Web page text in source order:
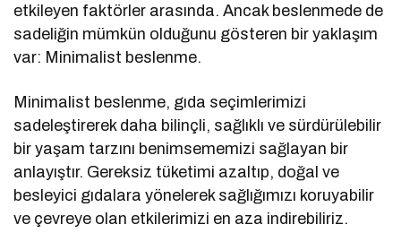
etkileyen faktörler arasında. Ancak beslenmede de
sadeliğin mümkün olduğunu gösteren bir yaklaşım
var: Minimalist beslenme.
Minimalist beslenme, gıda seçimlerimizi
sadeleştirerek daha bilinçli, sağlıklı ve sürdürülebilir
bir yaşam tarzını benimsememizi sağlayan bir
anlayıştır. Gereksiz tüketimi azaltıp, doğal ve
besleyici gıdalara yönelerek sağlığımızı koruyabilir
ve çevreye olan etkilerimizi en aza indirebiliriz.